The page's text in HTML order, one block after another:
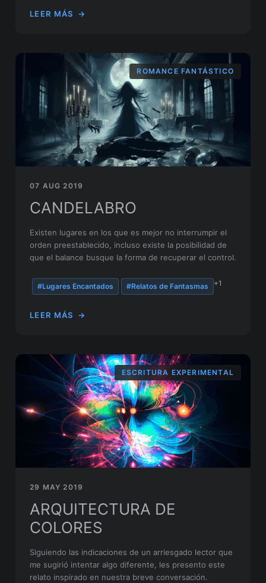
LEER MÁS →
ROMANCE FANTÁSTICO
07 AUG 2019
CANDELABRO
Existen lugares en los que es mejor no interrumpir el
orden preestablecido, incluso existe la posibilidad de
que el balance busque la forma de recuperar el control.
#Lugares Encantados #Relatos de Fantasmas +1
LEER MÁS →
ESCRITURA EXPERIMENTAL
29 MAY 2019
ARQUITECTURA DE
COLORES
Siguiendo las indicaciones de un arriesgado lector que
me sugirió intentar algo diferente, les presento este
relato inspirado en nuestra breve conversación.